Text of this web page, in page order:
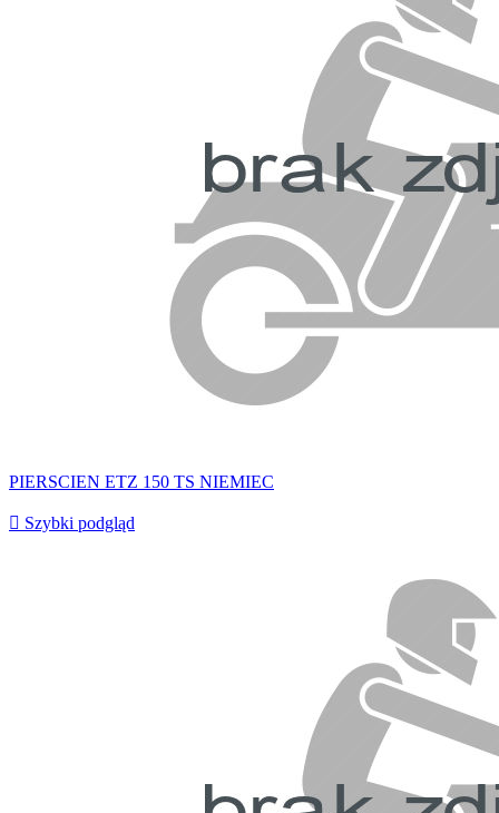
PIERSCIEN ETZ 150 TS NIEMIEC
 Szybki podgląd